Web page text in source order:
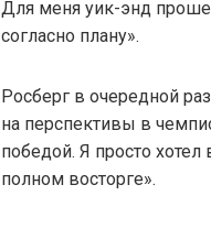
Для меня уик-энд
согласно плану».
Росберг в очередной
на перспективы в
победой. Я просто
полном восторге».